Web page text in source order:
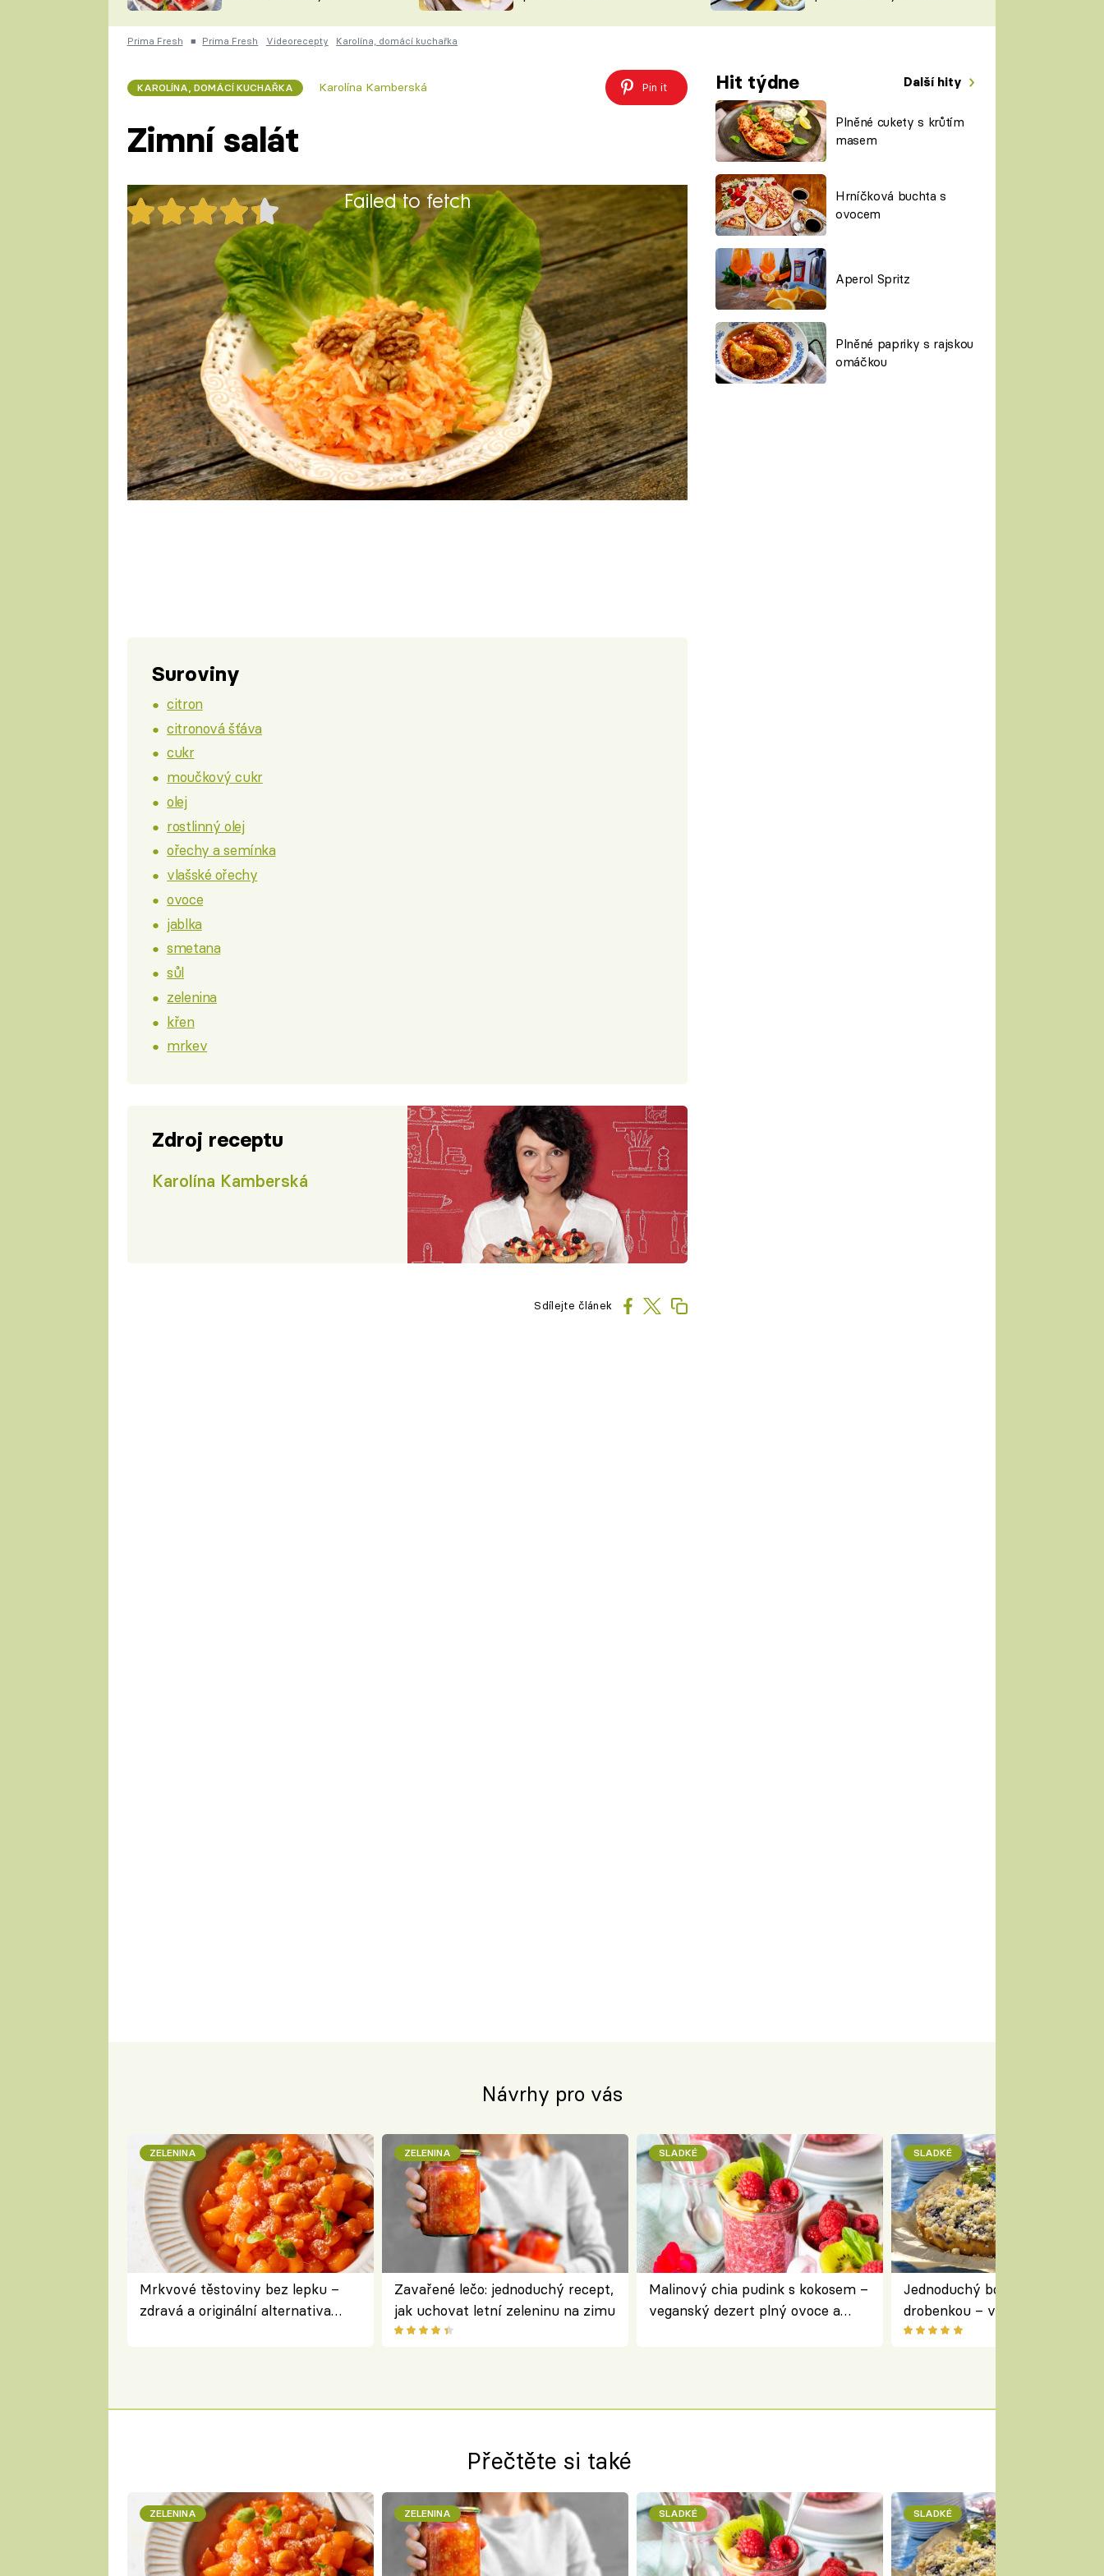
ČESKO NA TALÍŘI
KUCHAŘKA
VYCHYTÁVKY
ŠÉFREDAKTORKY
ČASOPIS
Prima Fresh ■ Prima Fresh Videorecepty Karolína, domácí kuchařka
KAROLÍNA, DOMÁCÍ KUCHAŘKA Karolína Kamberská Pin it Hit týdne Další hity
Plněné cukety s krůtím
masem
Hrníčková buchta s
ovocem
Aperol Spritz
Plněné papriky s rajskou
omáčkou
Zimní salát
Failed to fetch
Zimní salát
1 porce 30 minut
Suroviny
citron
citronová šťáva
cukr
moučkový cukr
olej
rostlinný olej
ořechy a semínka
vlašské ořechy
ovoce
jablka
smetana
sůl
zelenina
křen
mrkev
Zdroj receptu
Karolína Kamberská
Sdílejte článek
Návrhy pro vás
ZELENINA
Mrkvové těstoviny bez lepku –
zdravá a originální alternativa
ZELENINA
Zavařené lečo: jednoduchý recept,
jak uchovat letní zeleninu na zimu
SLADKÉ
Malinový chia pudink s kokosem –
veganský dezert plný ovoce a
SLADKÉ
Jednoduchý borůvkový koláč s
drobenkou – vláčný moučník
ovoce
Přečtěte si také
ZELENINA ZELENINA SLADKÉ SLADKÉ